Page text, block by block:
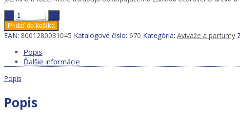
Felce
Azzurra
fragrance
for
washing
drying
Classico
quantity
Pridať do košíka
EAN: 8001280031045 Katalógové číslo: 670 Kategória: Aviváže a parfumy
Popis
Ďalšie informácie
Popis
Popis